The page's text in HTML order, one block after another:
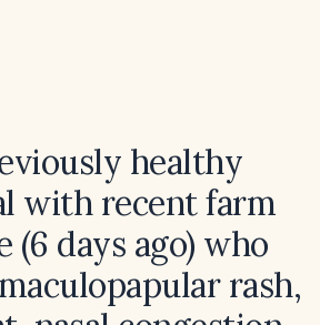
healthy
with recent farm
(6 days ago) who
rash,